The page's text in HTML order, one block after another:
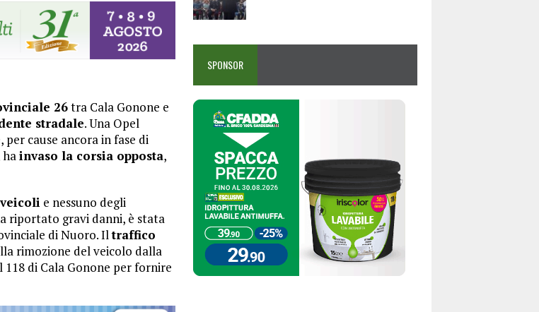
26tra Cala Gonone e
stradale. Una Opel
cause ancora in fase di
invaso la corsia opposta,
e nessuno degli
riportato gravi danni, è stata
di Nuoro. Iltraffico
rimozione del veicolo dalla
di Cala Gonone per fornire
SPONSOR